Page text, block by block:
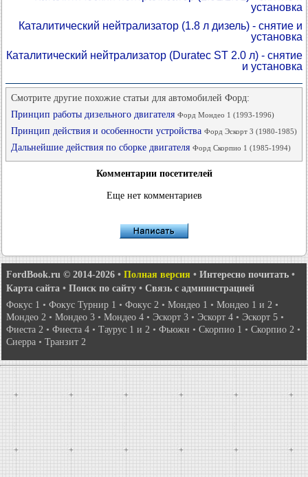
установка
Каталитический нейтрализатор (1.8 л дизель) - снятие и
установка
Каталитический нейтрализатор (Duratec ST 2.0 л) - снятие
и установка
Смотрите другие похожие статьи для автомобилей Форд:
Принцип работы дизельного двигателя Форд Мондео 1 (1993-1996)
Принцип действия и особенности устройства Форд Эскорт 3 (1980-1985)
Дальнейшие действия по сборке двигателя Форд Скорпио 1 (1985-1994)
Комментарии посетителей
Еще нет комментариев
FordBook.ru © 2014-2026 • Полная версия • Интересно почитать •
Карта сайта • Поиск по сайту • Связь с администрацией
Фокус 1 • Фокус Турнир 1 • Фокус 2 • Мондео 1 • Мондео 1 и 2 •
Мондео 2 • Мондео 3 • Мондео 4 • Эскорт 3 • Эскорт 4 • Эскорт 5 •
Фиеста 2 • Фиеста 4 • Таурус 1 и 2 • Фьюжн • Скорпио 1 • Скорпио 2 •
Сиерра • Транзит 2